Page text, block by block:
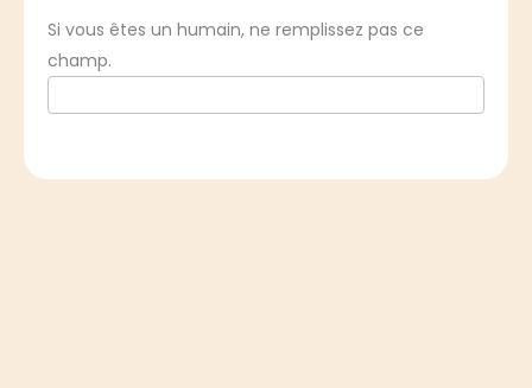
Si vous êtes un humain, ne remplissez pas ce
champ.